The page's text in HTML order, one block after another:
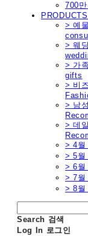
700
> 예
> 웨
> 가
gifts
> 비
> 남
> 데
> 4월
> 5월
> 6월
> 7월
> 8월
Search 검색
Log In 로그인